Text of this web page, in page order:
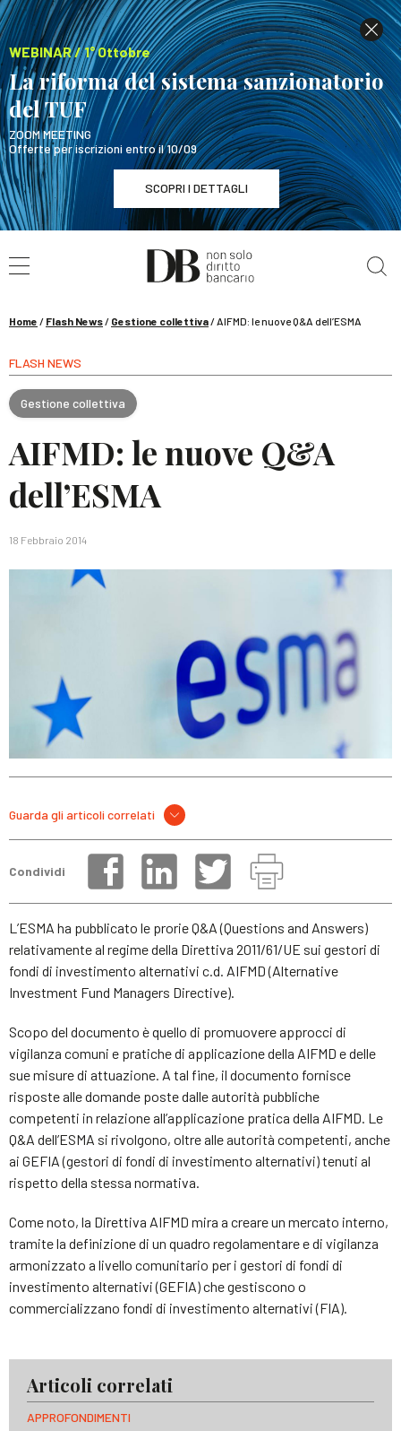
WEBINAR / 1° Ottobre
La riforma del sistema sanzionatorio
del TUF
ZOOM MEETING
Offerte per iscrizioni entro il 10/09
SCOPRI I DETTAGLI
WEBINAR / 1° Ottobre
La riforma del sistema sanzionatorio del TUF
Home / Flash News/ Gestione collettiva/AIFMD: le nuove Q&A dell’ESMA
FLASH NEWS
Gestione collettiva
AIFMD: le nuove Q&A
dell’ESMA
18 Febbraio 2014
Guarda gli articoli correlati
Condividi
L’ESMA ha pubblicato le prorie Q&A (Questions and Answers)
relativamente al regime della Direttiva 2011/61/UE sui gestori di
fondi di investimento alternativi c.d. AIFMD (Alternative
Investment Fund Managers Directive).
Scopo del documento è quello di promuovere approcci di
vigilanza comuni e pratiche di applicazione della AIFMD e delle
sue misure di attuazione. A tal fine, il documento fornisce
risposte alle domande poste dalle autorità pubbliche
competenti in relazione all’applicazione pratica della AIFMD. Le
Q&A dell’ESMA si rivolgono, oltre alle autorità competenti, anche
ai GEFIA (gestori di fondi di investimento alternativi) tenuti al
rispetto della stessa normativa.
Come noto, la Direttiva AIFMD mira a creare un mercato interno,
tramite la definizione di un quadro regolamentare e di vigilanza
armonizzato a livello comunitario per i gestori di fondi di
investimento alternativi (GEFIA) che gestiscono o
commercializzano fondi di investimento alternativi (FIA).
Articoli correlati
APPROFONDIMENTI